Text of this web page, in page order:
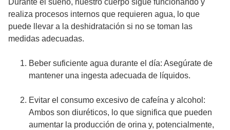
Durante el sueño, nuestro cuerpo sigue funcionando y
realiza procesos internos que requieren agua, lo que
puede llevar a la deshidratación si no se toman las
medidas adecuadas.
Beber suficiente agua durante el día: Asegúrate de
mantener una ingesta adecuada de líquidos.
Evitar el consumo excesivo de cafeína y alcohol:
Ambos son diuréticos, lo que significa que pueden
aumentar la producción de orina y, potencialmente,